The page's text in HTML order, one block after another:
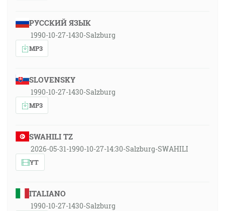
РУССКИЙ ЯЗЫК
1990-10-27-1430-Salzburg
MP3
SLOVENSKY
1990-10-27-1430-Salzburg
MP3
SWAHILI TZ
2026-05-31-1990-10-27-14:30-Salzburg-SWAHILI
YT
ITALIANO
1990-10-27-1430-Salzburg